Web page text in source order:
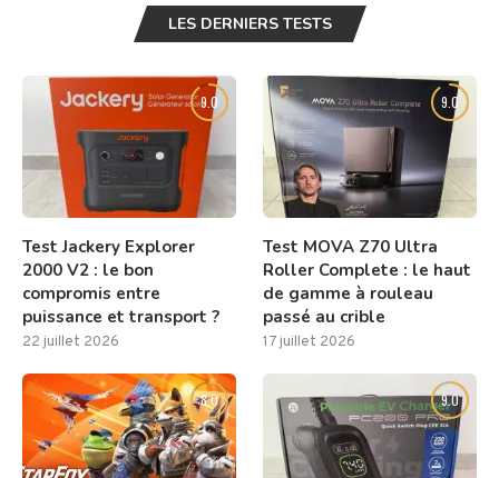
LES DERNIERS TESTS
9.0
Test Jackery Explorer
2000 V2 : le bon
compromis entre
puissance et transport ?
22 juillet 2026
9.0
Test MOVA Z70 Ultra
Roller Complete : le haut
de gamme à rouleau
passé au crible
17 juillet 2026
8.0 9.0